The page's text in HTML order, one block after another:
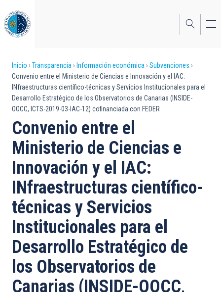
al
contenido
principal
Sobrescribir
enlaces
de
ayuda
a
la
navegación
Inicio Transparencia Información económica
Subvenciones
Convenio entre el Ministerio de Ciencias e Innovación y el IAC:
INfraestructuras científico-técnicas y Servicios Institucionales para el
Desarrollo Estratégico de los Observatorios de Canarias (INSIDE-
OOCC, ICTS-2019-03-IAC-12) cofinanciada con FEDER
Convenio entre el
Ministerio de Ciencias e
Innovación y el IAC:
INfraestructuras científico-
técnicas y Servicios
Institucionales para el
Desarrollo Estratégico de
los Observatorios de
Canarias (INSIDE-OOCC,